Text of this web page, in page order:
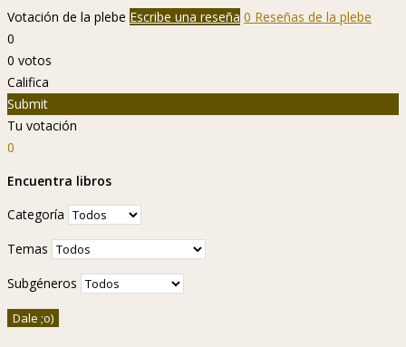
Votación de la plebe Escribe una reseña 0 Reseñas de la plebe
0
0 votos
Califica
Submit
Tu votación
0
Encuentra libros
Categoría
Temas
Subgéneros